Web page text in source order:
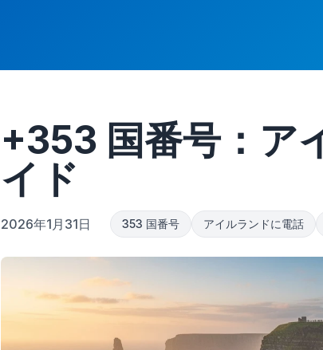
+353 国番号：ア
イド
2026年1月31日 353 国番号 アイルランドに電話